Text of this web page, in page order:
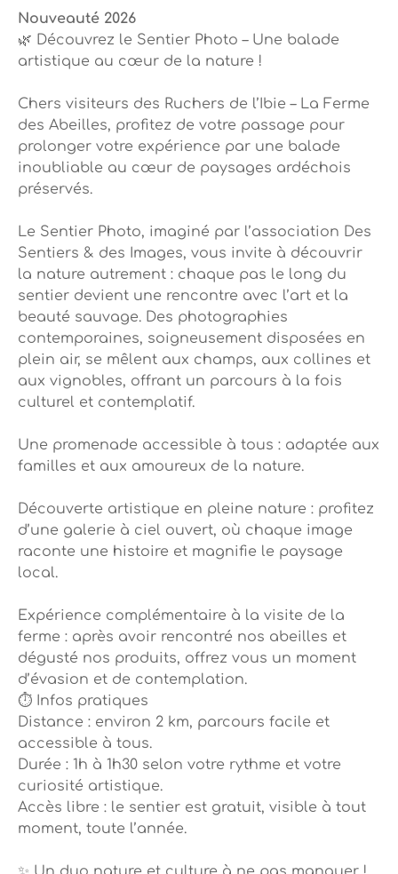
Nouveauté 2026
🌿 Découvrez le Sentier Photo – Une balade
artistique au cœur de la nature !
Chers visiteurs des Ruchers de l’Ibie – La Ferme
des Abeilles, profitez de votre passage pour
prolonger votre expérience par une balade
inoubliable au cœur de paysages ardéchois
préservés.
Le Sentier Photo, imaginé par l’association Des
Sentiers & des Images, vous invite à découvrir
la nature autrement : chaque pas le long du
sentier devient une rencontre avec l’art et la
beauté sauvage. Des photographies
contemporaines, soigneusement disposées en
plein air, se mêlent aux champs, aux collines et
aux vignobles, offrant un parcours à la fois
culturel et contemplatif.
Une promenade accessible à tous : adaptée aux
familles et aux amoureux de la nature.
Découverte artistique en pleine nature : profitez
d’une galerie à ciel ouvert, où chaque image
raconte une histoire et magnifie le paysage
local.
Expérience complémentaire à la visite de la
ferme : après avoir rencontré nos abeilles et
dégusté nos produits, offrez vous un moment
d’évasion et de contemplation.
⏱️ Infos pratiques
Distance : environ 2 km, parcours facile et
accessible à tous.
Durée : 1h à 1h30 selon votre rythme et votre
curiosité artistique.
Accès libre : le sentier est gratuit, visible à tout
moment, toute l’année.